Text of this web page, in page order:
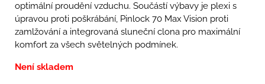
optimální proudění vzduchu. Součástí výbavy je plexi s
úpravou proti poškrábání, Pinlock 70 Max Vision proti
zamlžování a integrovaná sluneční clona pro maximální
komfort za všech světelných podmínek.
Není skladem